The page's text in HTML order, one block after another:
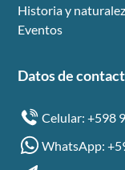
Historia y
Eventos
Datos de
Celular: +598
WhatsApp: